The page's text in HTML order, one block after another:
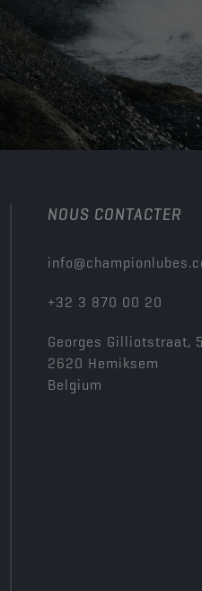
NOUS CONTACTER
+32 3 870 00 20
Georges Gilliotstraat,
2620 Hemiksem
Belgium